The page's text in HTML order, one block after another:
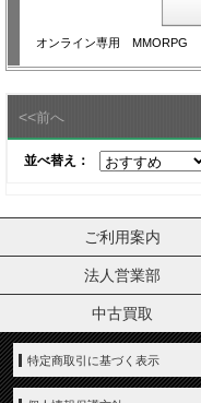
オンライン専用 MMORPG
<<前へ
並べ替え：
ご利用案内
法人営業部
中古買取
特定商取引に基づく表示